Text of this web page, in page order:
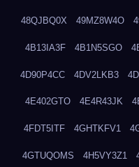
48QJBQ0X 49MZ8W4O
4B13IA3F 4B1N5SGO
4D90P4CC 4DV2LKB3
4E402GTO 4E4R43JK
4FDT5ITF 4GHTKFV1
4GTUQOMS 4H5VY3Z1